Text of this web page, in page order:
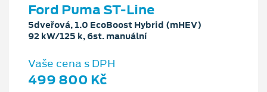
Ford Puma ST-Line
5dveřová, 1.0 EcoBoost Hybrid (mHEV)
92 kW/125 k, 6st. manuální
Vaše cena s DPH
499 800 Kč